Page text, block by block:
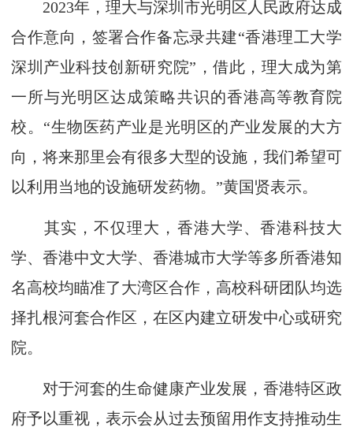
2023年，理大与深圳市光明区人民政府达成
合作意向，签署合作备忘录共建“香港理工大学
深圳产业科技创新研究院”，借此，理大成为第
一所与光明区达成策略共识的香港高等教育院
校。“生物医药产业是光明区的产业发展的大方
向，将来那里会有很多大型的设施，我们希望可
以利用当地的设施研发药物。”黄国贤表示。
其实，不仅理大，香港大学、香港科技大
学、香港中文大学、香港城市大学等多所香港知
名高校均瞄准了大湾区合作，高校科研团队均选
择扎根河套合作区，在区内建立研发中心或研究
院。
对于河套的生命健康产业发展，香港特区政
府予以重视，表示会从过去预留用作支持推动生